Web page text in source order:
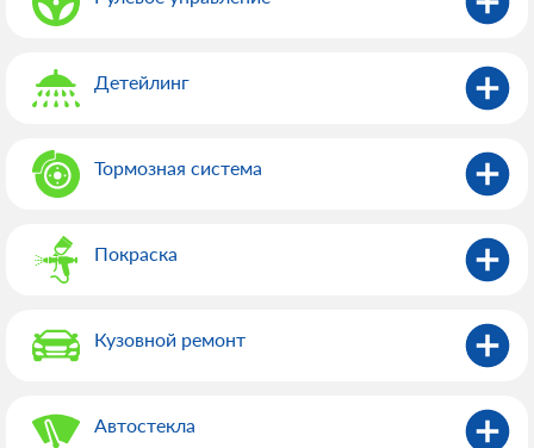
Детейлинг
Тормозная система
Покраска
Кузовной ремонт
Автостекла